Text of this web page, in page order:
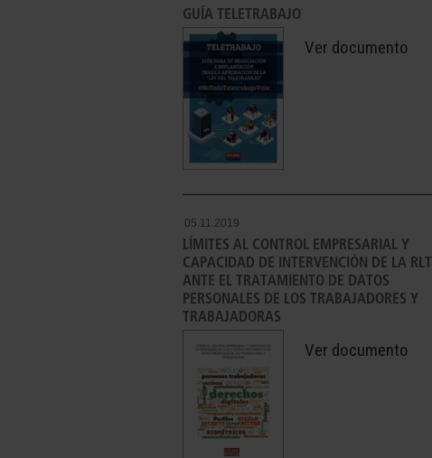
GUÍA TELETRABAJO
Ver documento
05.11.2019
LÍMITES AL CONTROL EMPRESARIAL Y
CAPACIDAD DE INTERVENCIÓN DE LA RLT
ANTE EL TRATAMIENTO DE DATOS
PERSONALES DE LOS TRABAJADORES Y
TRABAJADORAS
Ver documento